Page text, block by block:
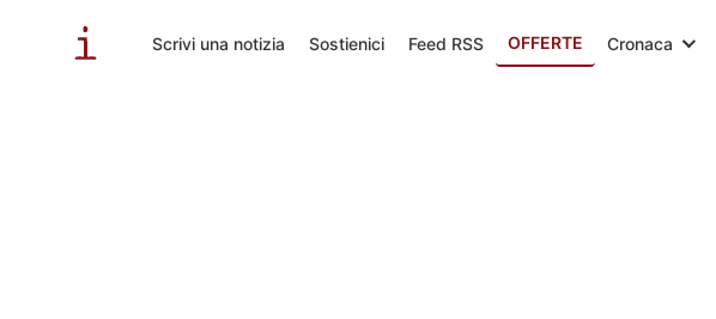
Scrivi una notizia Sostienici Feed RSS OFFERTE Cronaca